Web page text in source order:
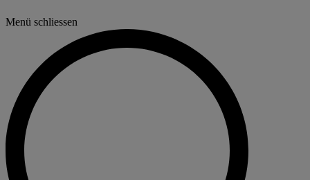
Menü schliessen